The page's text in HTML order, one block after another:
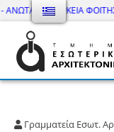
ΔΙΑΡΚΕΙΑ
Τμήμα Εσωτ.
Γραμματεία Εσωτ.